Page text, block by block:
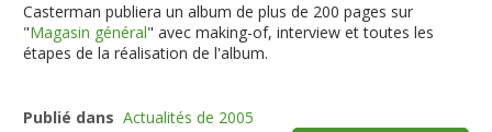
Casterman publiera un album de plus de 200 pages sur
"Magasin général" avec making-of, interview et toutes les
étapes de la réalisation de l'album.
Publié dans Actualités de 2005